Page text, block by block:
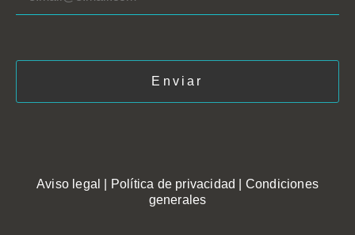
Aviso legal Política de privacidad
Condiciones
generales